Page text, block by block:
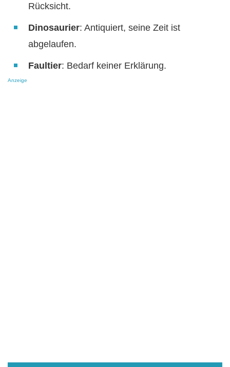
Rücksicht.
Dinosaurier: Antiquiert, seine Zeit ist
abgelaufen.
Faultier: Bedarf keiner Erklärung.
Anzeige